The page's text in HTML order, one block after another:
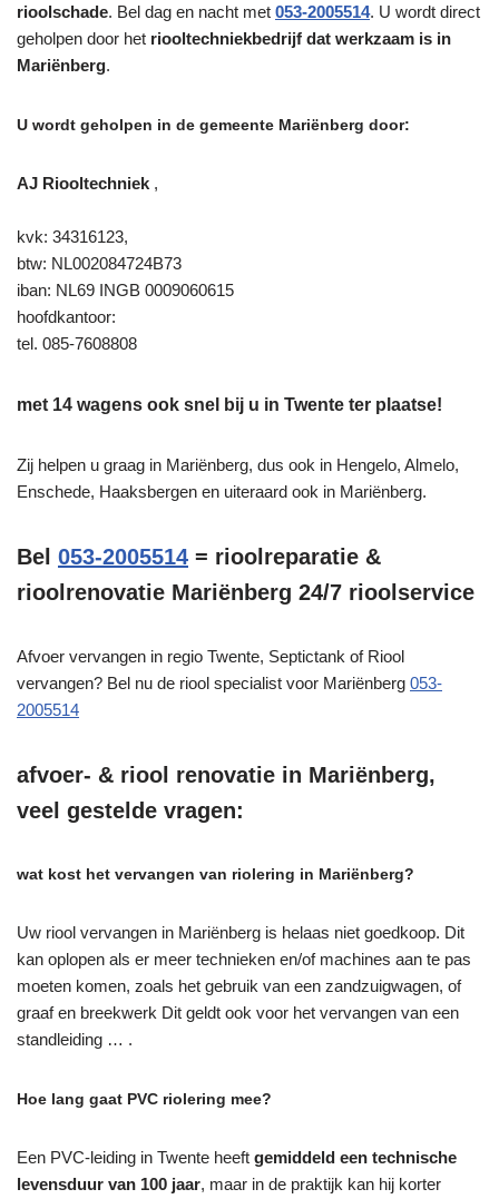
rioolschade. Bel dag en nacht met 053-2005514. U wordt direct
geholpen door het riooltechniekbedrijf dat werkzaam is in
Mariënberg.
U wordt geholpen in de gemeente Mariënberg door:
AJ Riooltechniek ,
kvk: 34316123,
btw: NL002084724B73
iban: NL69 INGB 0009060615
hoofdkantoor:
tel. 085-7608808
met 14 wagens ook snel bij u in Twente ter plaatse!
Zij helpen u graag in Mariënberg, dus ook in Hengelo, Almelo,
Enschede, Haaksbergen en uiteraard ook in Mariënberg.
Bel 053-2005514 = rioolreparatie &
rioolrenovatie Mariënberg 24/7 rioolservice
Afvoer vervangen in regio Twente, Septictank of Riool
vervangen? Bel nu de riool specialist voor Mariënberg 053-
2005514
afvoer- & riool renovatie in Mariënberg,
veel gestelde vragen:
wat kost het vervangen van riolering in Mariënberg?
Uw riool vervangen in Mariënberg is helaas niet goedkoop. Dit
kan oplopen als er meer technieken en/of machines aan te pas
moeten komen, zoals het gebruik van een zandzuigwagen, of
graaf en breekwerk Dit geldt ook voor het vervangen van een
standleiding … .
Hoe lang gaat PVC riolering mee?
Een PVC-leiding in Twente heeft gemiddeld een technische
levensduur van 100 jaar, maar in de praktijk kan hij korter